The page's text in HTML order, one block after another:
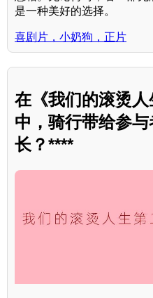
是一种美好的选择。
喜剧片，小奶狗，正片
在《我们的滚烫人
中，骑行带给参
长？****